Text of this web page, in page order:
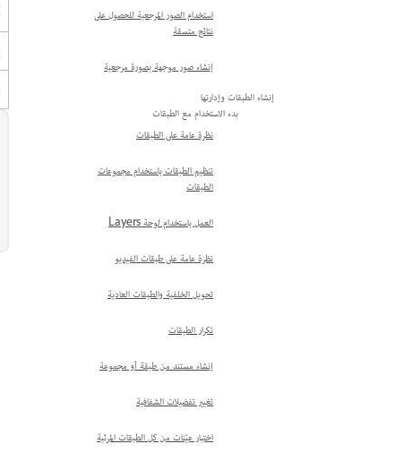
استخدام الصور المرجعية للحصول على
نتائج متسقة
إنشاء صور موجهة بصورة مرجعية
إنشاء الطبقات وإدارتها
بدء الاستخدام مع الطبقات
نظرة عامة على الطبقات
تنظيم الطبقات باستخدام مجموعات
الطبقات
العمل باستخدام لوحة Layers
نظرة عامة على طبقات الفيديو
تحويل الخلفية والطبقات العادية
تكرار الطبقات
إنشاء مستند من طبقة أو مجموعة
تغيير تفضيلات الشفافية
اختبار عيّنات من كل الطبقات المرئية